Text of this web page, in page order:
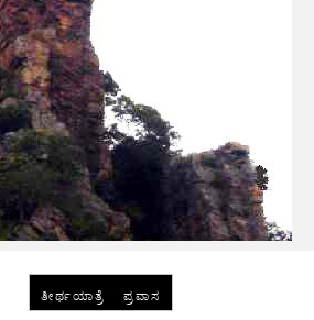
ತೀರ್ಥಯಾತ್ರೆ ಪ್ರವಾಸ